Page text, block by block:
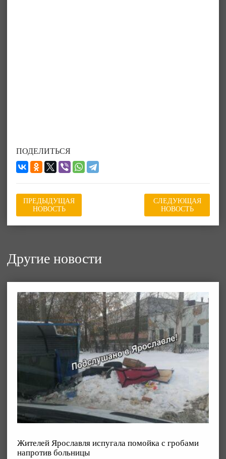
ПОДЕЛИТЬСЯ
ПРЕДЫДУЩАЯ
НОВОСТЬ
СЛЕДУЮЩАЯ
НОВОСТЬ
Другие новости
Жителей Ярославля испугала помойка с гробами
напротив больницы